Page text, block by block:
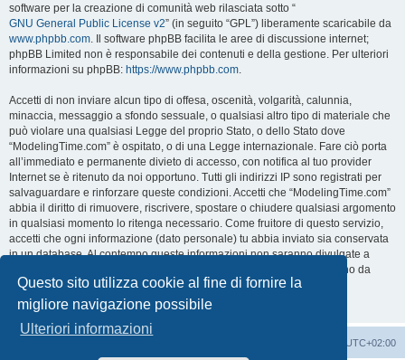
Questo sito utilizza cookie al fine di fornire la
migliore navigazione possibile
Ulteriori informazioni
software per la creazione di comunità web rilasciata sotto “
GNU General Public License v2” (in seguito “GPL”) liberamente scaricabile da
www.phpbb.com. Il software phpBB facilita le aree di discussione internet;
phpBB Limited non è responsabile dei contenuti e della gestione. Per ulteriori
informazioni su phpBB: https://www.phpbb.com.
Accetti di non inviare alcun tipo di offesa, oscenità, volgarità, calunnia,
minaccia, messaggio a sfondo sessuale, o qualsiasi altro tipo di materiale che
può violare una qualsiasi Legge del proprio Stato, o dello Stato dove
“ModelingTime.com” è ospitato, o di una Legge internazionale. Fare ciò porta
all’immediato e permanente divieto di accesso, con notifica al tuo provider
Internet se è ritenuto da noi opportuno. Tutti gli indirizzi IP sono registrati per
salvaguardare e rinforzare queste condizioni. Accetti che “ModelingTime.com”
abbia il diritto di rimuovere, riscrivere, spostare o chiudere qualsiasi argomento
in qualsiasi momento lo ritenga necessario. Come fruitore di questo servizio,
accetti che ogni informazione (dato personale) tu abbia inviato sia conservata
in un database. Al contempo queste informazioni non saranno divulgate a
nessuno senza il tuo consenso, né “ModelingTime.com” o phpBB sono da
ritenersi responsabili per qualsiasi violazione al sistema che possa
compromettere queste informazioni.
UTC+02:00